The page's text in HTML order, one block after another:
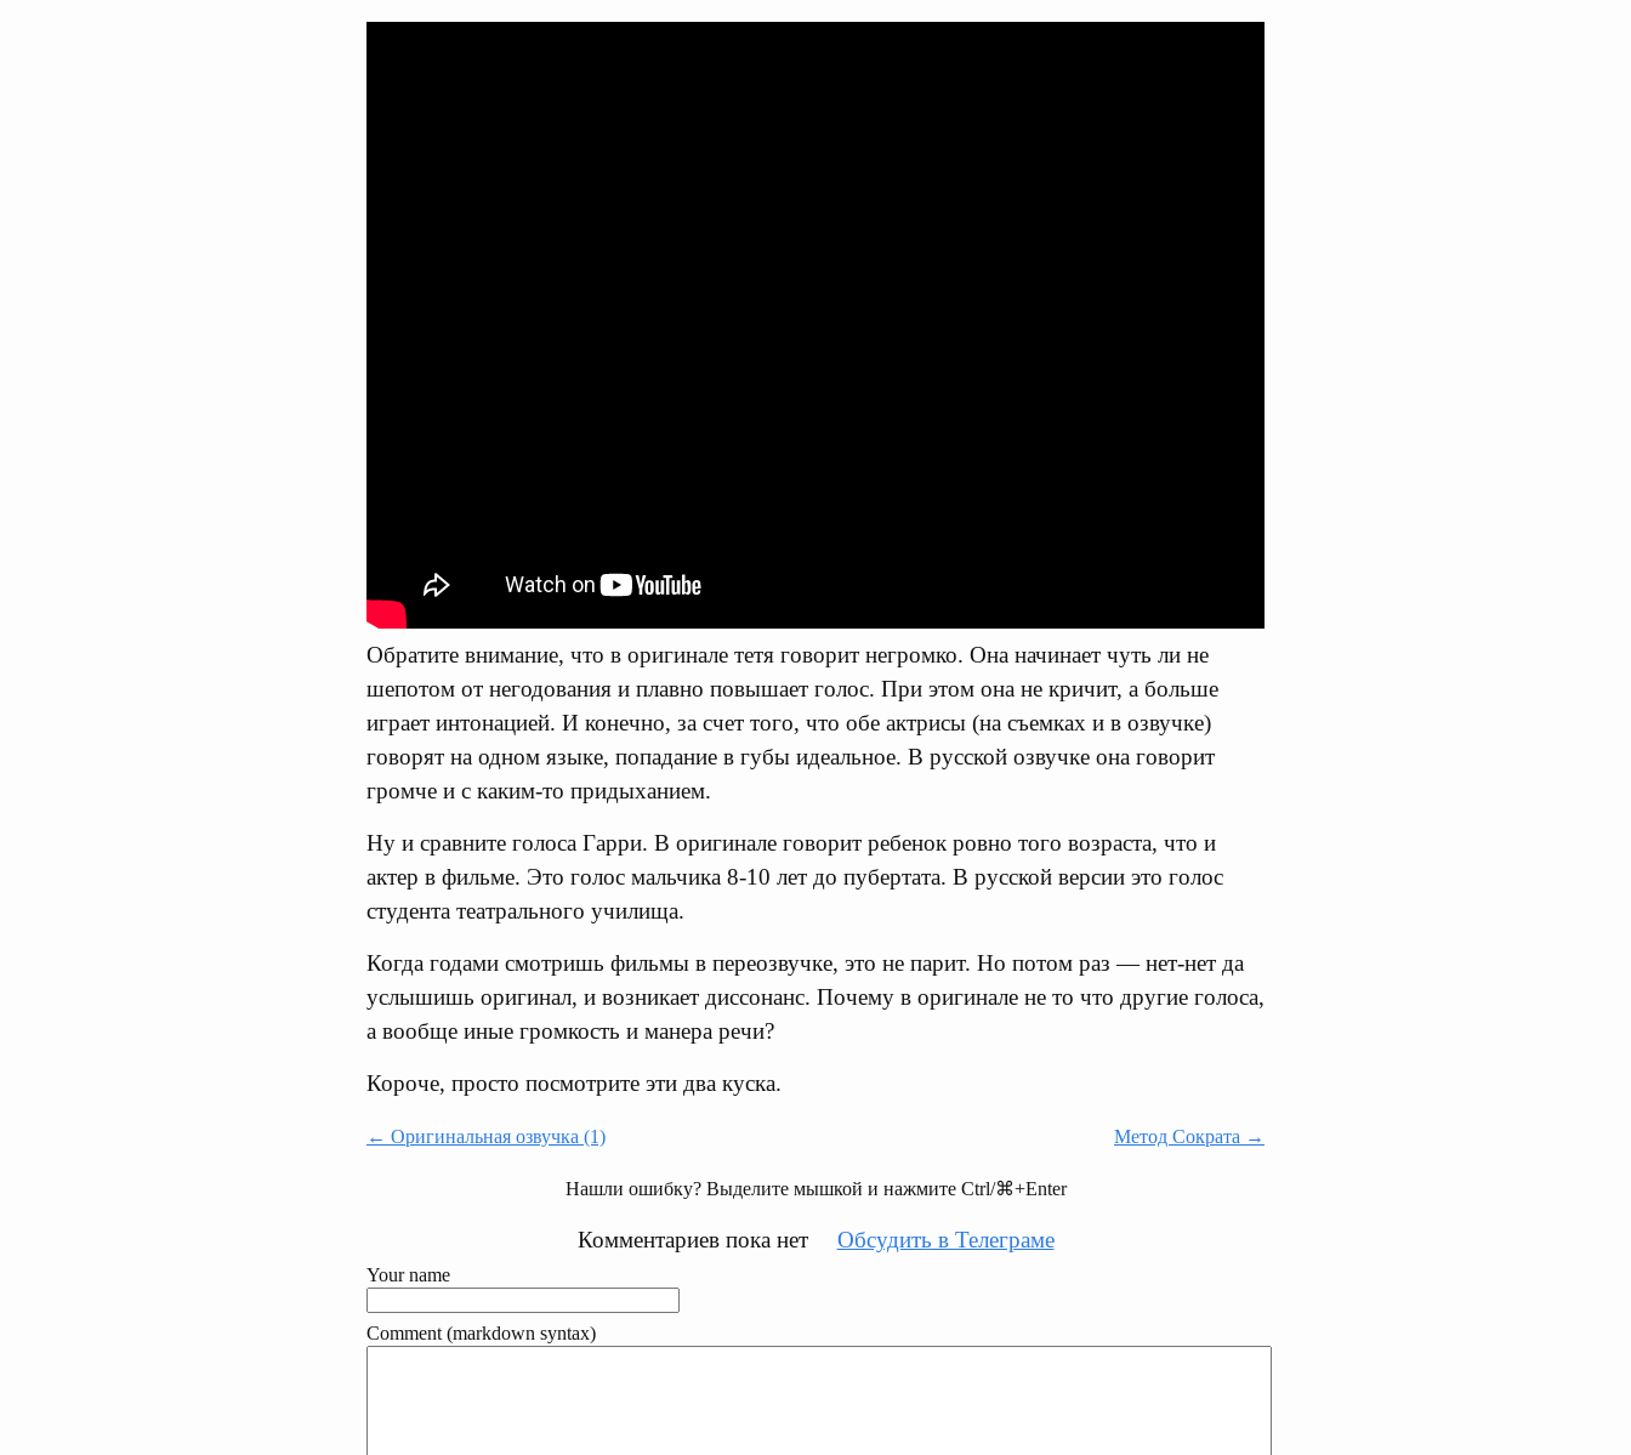
Обратите внимание, что в оригинале тетя говорит негромко. Она начинает чуть ли не
шепотом от негодования и плавно повышает голос. При этом она не кричит, а больше
играет интонацией. И конечно, за счет того, что обе актрисы (на съемках и в озвучке)
говорят на одном языке, попадание в губы идеальное. В русской озвучке она говорит
громче и с каким-то придыханием.
Ну и сравните голоса Гарри. В оригинале говорит ребенок ровно того возраста, что и
актер в фильме. Это голос мальчика 8-10 лет до пубертата. В русской версии это голос
студента театрального училища.
Когда годами смотришь фильмы в переозвучке, это не парит. Но потом раз — нет-нет да
услышишь оригинал, и возникает диссонанс. Почему в оригинале не то что другие голоса,
а вообще иные громкость и манера речи?
Короче, просто посмотрите эти два куска.
← Оригинальная озвучка (1) Метод Сократа →
Нашли ошибку? Выделите мышкой и нажмите Ctrl/⌘+Enter
Комментариев пока нет Обсудить в Телеграме
Your name
Comment (markdown syntax)